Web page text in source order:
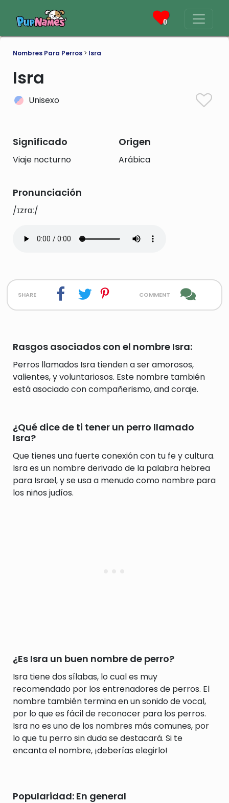
0
Nombres Para Perros > Isra
Isra
Unisexo
Significado
Viaje nocturno
Origen
Arábica
Pronunciación
/ɪzrɑː/
share comment
Rasgos asociados con el nombre Isra:
Perros llamados Isra tienden a ser amorosos,
valientes, y voluntariosos. Este nombre también
está asociado con compañerismo, and coraje.
¿Qué dice de ti tener un perro llamado
Isra?
Que tienes una fuerte conexión con tu fe y cultura.
Isra es un nombre derivado de la palabra hebrea
para Israel, y se usa a menudo como nombre para
los niños judíos.
¿Es Isra un buen nombre de perro?
Isra tiene dos sílabas, lo cual es muy
recomendado por los entrenadores de perros. El
nombre también termina en un sonido de vocal,
por lo que es fácil de reconocer para los perros.
Isra no es uno de los nombres más comunes, por
lo que tu perro sin duda se destacará. Si te
encanta el nombre, ¡deberías elegirlo!
Popularidad: En general